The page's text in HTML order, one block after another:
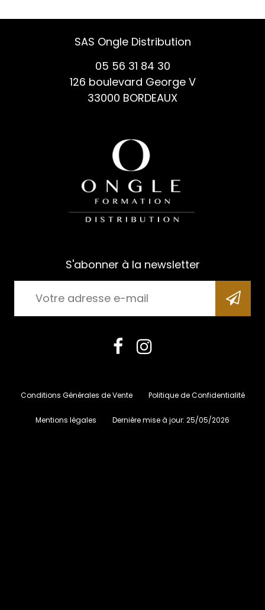
SAS Ongle Distribution
05 56 31 84 30
126 boulevard George V
33000 BORDEAUX
S'abonner à la newsletter
Conditions Générales de Vente Politique de Confidentialité
Mentions légales Dernière mise à jour: 25/05/2026